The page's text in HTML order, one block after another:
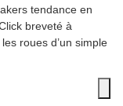
tendance en
breveté à
roues d’un simple